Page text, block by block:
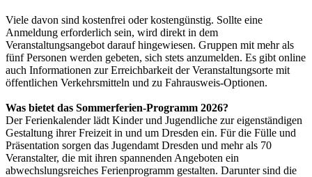
Viele davon sind kostenfrei oder kostengünstig. Sollte eine
Anmeldung erforderlich sein, wird direkt in dem
Veranstaltungsangebot darauf hingewiesen. Gruppen mit mehr als
fünf Personen werden gebeten, sich stets anzumelden. Es gibt online
auch Informationen zur Erreichbarkeit der Veranstaltungsorte mit
öffentlichen Verkehrsmitteln und zu Fahrausweis-Optionen.
Was bietet das Sommerferien-Programm 2026?
Der Ferienkalender lädt Kinder und Jugendliche zur eigenständigen
Gestaltung ihrer Freizeit in und um Dresden ein. Für die Fülle und
Präsentation sorgen das Jugendamt Dresden und mehr als 70
Veranstalter, die mit ihren spannenden Angeboten ein
abwechslungsreiches Ferienprogramm gestalten. Darunter sind die